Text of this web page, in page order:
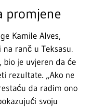
promjene
Kamile Alves,
ranč u Teksasu.
je uvjeren da će
rezultate. „Ako ne
da radim ono
svoju